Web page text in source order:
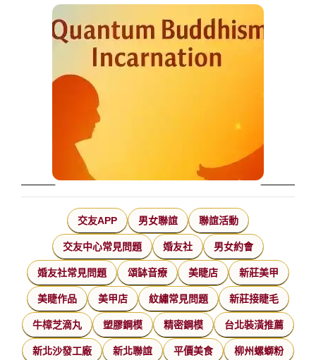
交友APP 男女聯誼 聯誼活動
交友中心常見問題 婚友社 男女約會
婚友社常見問題 頌缽音療 美睫店 新莊美甲
美睫作品 美甲店 紋繡常見問題 新莊接睫毛
牛樟芝滴丸 塑膠鋼模 精密鋼模 台北裝潢推薦
新北沙發工廠 新北聯誼 平價美食 柳州螺螄粉